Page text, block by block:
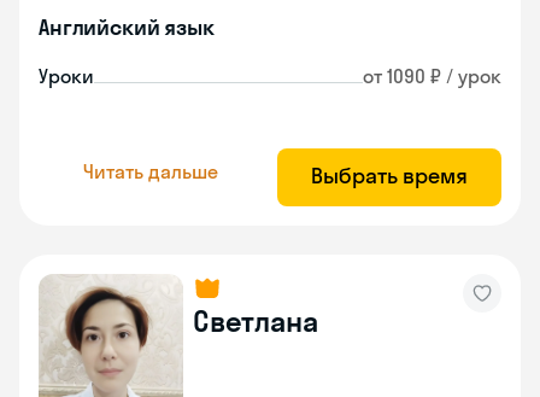
Английский язык
Уроки от 1090 ₽ / урок
Читать дальше Выбрать время
Светлана